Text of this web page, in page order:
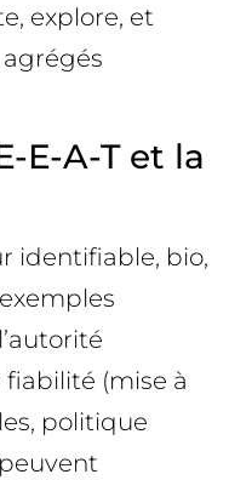
explore, et
E-A-T et la
identifiable, bio,
fiabilité (mise à
politique